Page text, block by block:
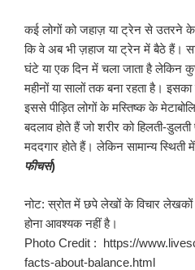
कई लोगों को जहाज़ या ट्रेन से उतरने के
कि वे अब भी ज़हाज या ट्रेन में बैठे हैं।
घंटे या एक दिन में चला जाता है लेकिन
महीनों या सालों तक बना रहता है।
इससे पीड़ित लोगों के मस्तिष्क के
बदलाव होते हैं जो शरीर को हिलती-
मददगार होते हैं। लेकिन सामान्य स्थिती
फीचर्स)
नोट: स्रोत में छपे लेखों के विचार
होना आवश्यक नहीं है।
Photo Credit : https://
facts-about-balance.html